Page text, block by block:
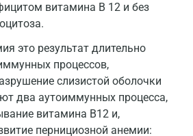
витамина В 12 и без
это результат длительно
процессов,
слизистой оболочки
два аутоиммунных процесса,
витамина В12 и,
пернициозной анемии: